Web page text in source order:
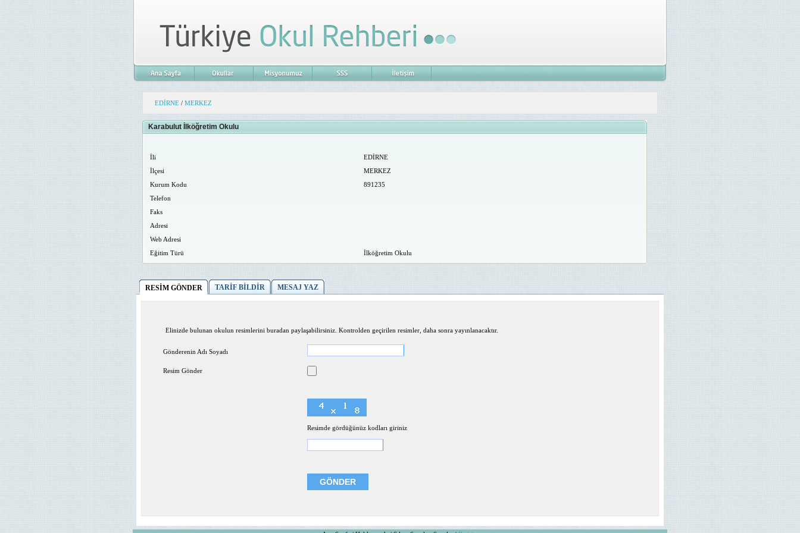
EDİRNE / MERKEZ
Karabulut İlköğretim Okulu
İli
EDİRNE
İlçesi
MERKEZ
Kurum Kodu
891235
Telefon
Faks
Adresi
Web Adresi
Eğitim Türü
İlköğretim Okulu
RESİM GÖNDER TARİF BİLDİR MESAJ YAZ
Elinizde bulunan okulun resimlerini buradan paylaşabilirsiniz. Kontrolden geçirilen resimler, daha sonra yayınlanacaktır.
Gönderenin Adı Soyadı
Resim Gönder
Resimde gördüğünüz kodları giriniz